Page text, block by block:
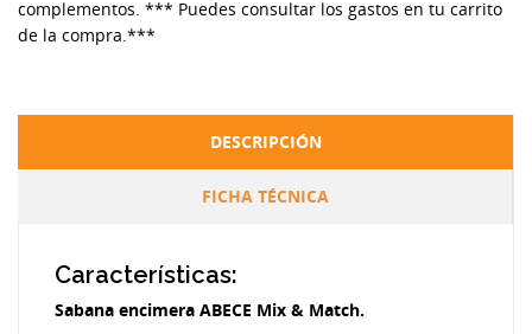
complementos. *** Puedes consultar los gastos en tu carrito
de la compra.***
DESCRIPCIÓN
FICHA TÉCNICA
Características:
Sabana encimera ABECE Mix & Match.